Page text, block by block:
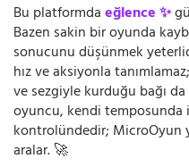
Bu platformdaeğlence ✨
Bazen sakin bir oyunda
sonucunu düşünmek
hız ve aksiyonla
ve sezgiyle kurduğu bağı
oyuncu, kendi
kontrolündedir; MicroOyun
aralar. 🚀